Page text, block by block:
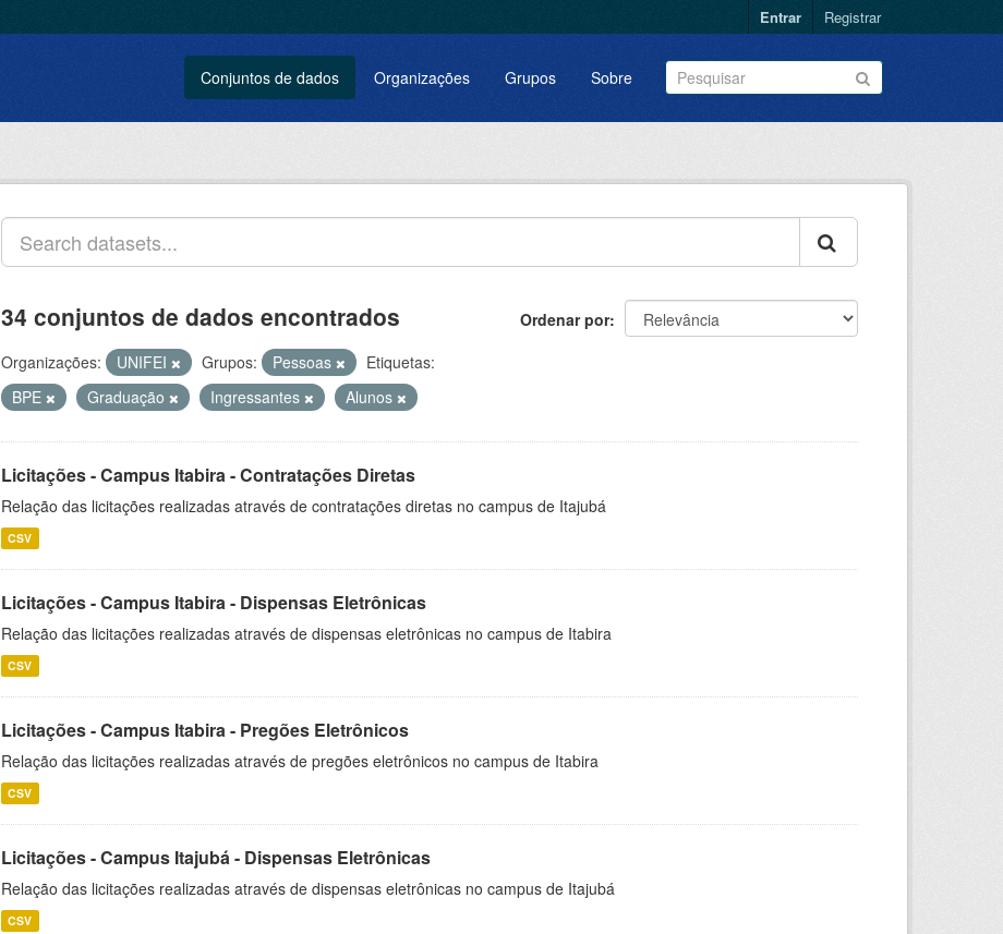
Entrar Registrar
Conjuntos de dados Organizações Grupos Sobre
Ordenar por
34 conjuntos de dados encontrados
Organizações: UNIFEI Grupos: Pessoas
Etiquetas:
BPE
Graduação Ingressantes Alunos
Licitações - Campus Itabira - Contratações Diretas
Relação das licitações realizadas através de contratações diretas no campus de Itajubá
CSV
Licitações - Campus Itabira - Dispensas Eletrônicas
Relação das licitações realizadas através de dispensas eletrônicas no campus de Itabira
CSV
Licitações - Campus Itabira - Pregões Eletrônicos
Relação das licitações realizadas através de pregões eletrônicos no campus de Itabira
CSV
Licitações - Campus Itajubá - Dispensas Eletrônicas
Relação das licitações realizadas através de dispensas eletrônicas no campus de Itajubá
CSV